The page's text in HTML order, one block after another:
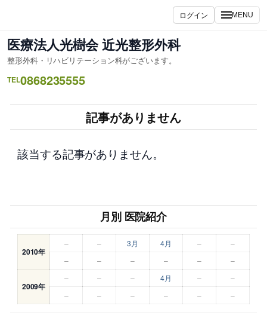
を
ス
キ
ッ
ログイン MENU
医療法人光樹会 近光整形外科
整形外科・リハビリテーション科がございます。
TEL0868235555
記事がありません
該当する記事がありません。
月別 医院紹介
2010年
– – 3月 4月 –
–
–
– – – – –
2009年
– – – 4月 –
–
–
– – – – –